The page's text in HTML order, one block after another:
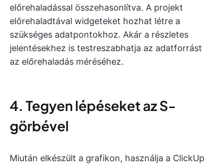
előrehaladással összehasonlítva. A projekt
előrehaladtával widgeteket hozhat létre a
szükséges adatpontokhoz. Akár a részletes
jelentésekhez is testreszabhatja az adatforrást
az előrehaladás méréséhez.
4. Tegyen lépéseket az S-
görbével
Miután elkészült a grafikon, használja a ClickUp